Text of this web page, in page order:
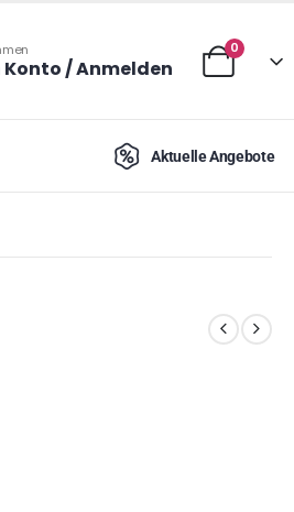
Konto / Anmelden
0
Aktuelle Angebote